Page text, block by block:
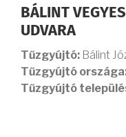
BÁLINT
UDVARA
Tűzgyújtó: Bálint
Tűzgyújtó
Tűzgyújtó